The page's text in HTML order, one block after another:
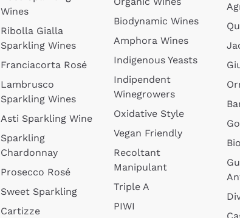
Wines
Ribolla Gialla
Sparkling Wines
Franciacorta Rosé
Lambrusco
Sparkling Wines
Asti Sparkling Wine
Sparkling
Chardonnay
Prosecco Rosé
Sweet Sparkling
Cartizze
Biodynamic Wines
Amphora Wines
Indigenous Yeasts
Indipendent
Winegrowers
Oxidative Style
Vegan Friendly
Recoltant
Manipulant
Triple A
PIWI